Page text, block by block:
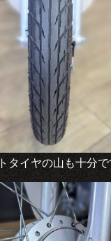
タイヤの山も十分で